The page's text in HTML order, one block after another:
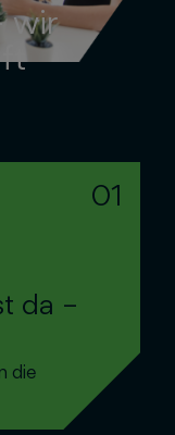
wir
01
da –
die